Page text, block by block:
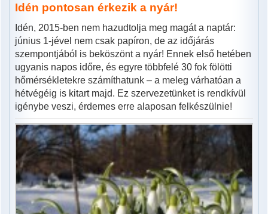
Idén pontosan érkezik a nyár!
Idén, 2015-ben nem hazudtolja meg magát a naptár:
június 1-jével nem csak papíron, de az időjárás
szempontjából is beköszönt a nyár! Ennek első hetében
ugyanis napos időre, és egyre többfelé 30 fok fölötti
hőmérsékletekre számíthatunk – a meleg várhatóan a
hétvégéig is kitart majd. Ez szervezetünket is rendkívül
igénybe veszi, érdemes erre alaposan felkészülnie!